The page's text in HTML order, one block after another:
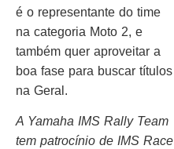
é o representante do time
na categoria Moto 2, e
também quer aproveitar a
boa fase para buscar títulos
na Geral.
A Yamaha IMS Rally Team
tem patrocínio de IMS Race